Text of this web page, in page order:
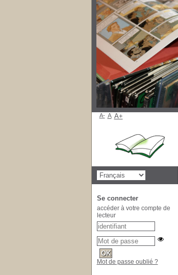
A- A A+
Se connecter
accéder à votre compte de
lecteur
Mot de passe oublié ?